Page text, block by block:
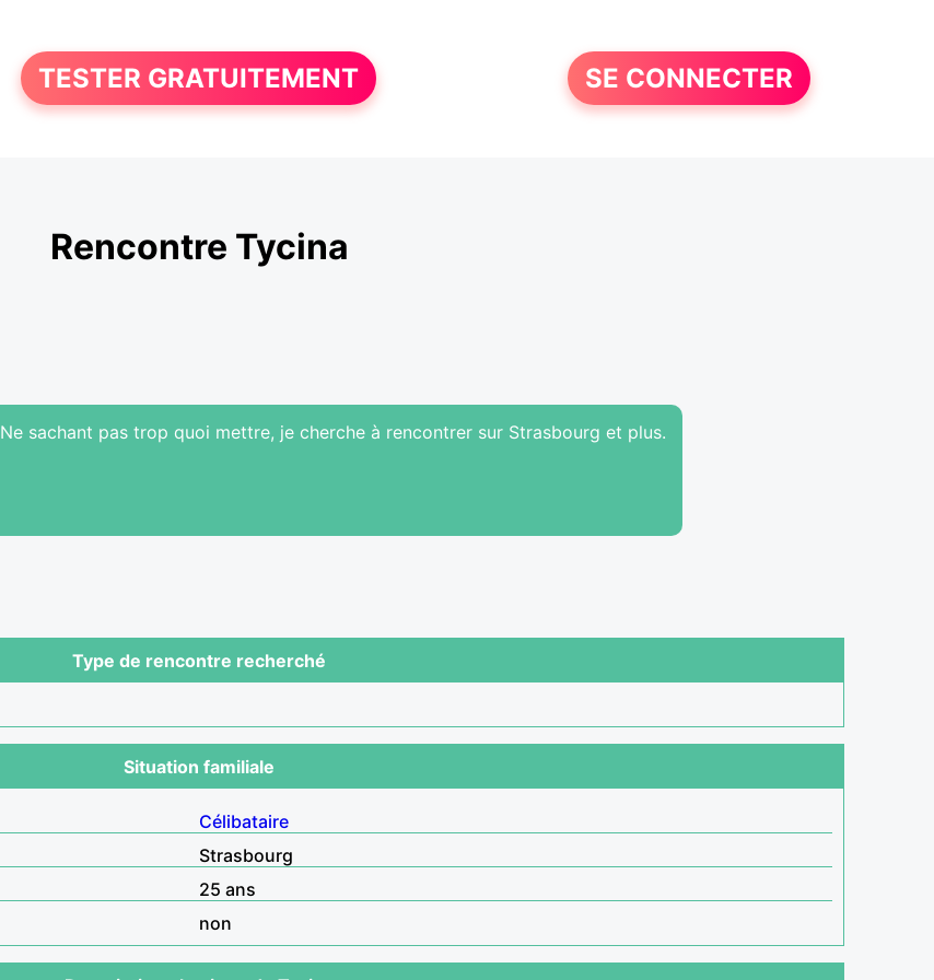
TESTER GRATUITEMENT SE CONNECTER
Rencontre Tycina
Ne sachant pas trop quoi mettre, je cherche à rencontrer sur Strasbourg et plus.
Type de rencontre recherché
Situation familiale
Célibataire
Strasbourg
25 ans
non